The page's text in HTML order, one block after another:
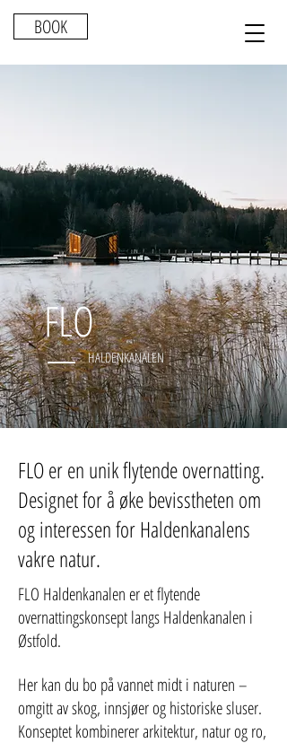
BOOK
FLO
HALDENKANALEN
FLO er en unik flytende overnatting.
Designet for å øke bevisstheten om
og interessen for Haldenkanalens
vakre natur.
FLO Haldenkanalen er et flytende
overnattingskonsept langs Haldenkanalen i
Østfold.
Her kan du bo på vannet midt i naturen –
omgitt av skog, innsjøer og historiske sluser.
Konseptet kombinerer arkitektur, natur og ro,